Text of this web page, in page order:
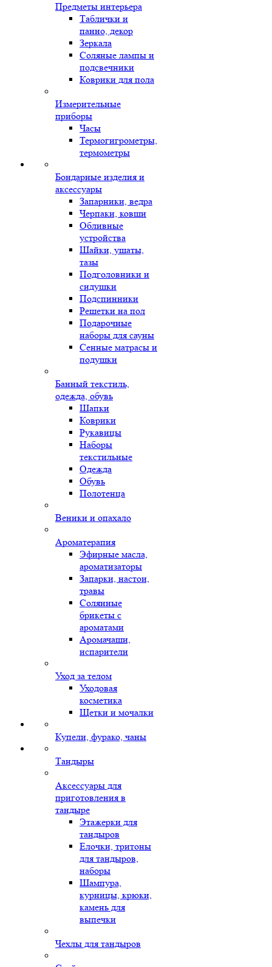
Предметы интерьера
Таблички и
панно, декор
Зеркала
Соляные лампы и
подсвечники
Коврики для пола
Измерительные
приборы
Часы
Термогигрометры,
термометры
Бондарные изделия и
аксессуары
Запарники, ведра
Черпаки, ковши
Обливные
устройства
Шайки, ушаты,
тазы
Подголовники и
сидушки
Подспинники
Решетки на пол
Подарочные
наборы для сауны
Сенные матрасы и
подушки
Банный текстиль,
одежда, обувь
Шапки
Коврики
Рукавицы
Наборы
текстильные
Одежда
Обувь
Полотенца
Веники и опахало
Ароматерапия
Эфирные масла,
ароматизаторы
Запарки, настои,
травы
Солянные
брикеты с
ароматами
Аромачаши,
испарители
Уход за телом
Уходовая
косметика
Щетки и мочалки
Купели, фурако, чаны
Тандыры
Аксессуары для
приготовления в
тандыре
Этажерки для
тандыров
Елочки, тритоны
для тандыров,
наборы
Шампура,
курницы, крюки,
камень для
выпечки
Чехлы для тандыров